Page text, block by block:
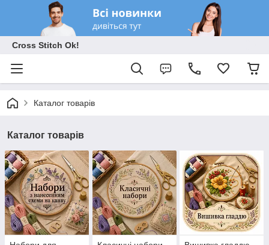
Cross Stitch Ok!
Каталог товарів
Каталог товарів